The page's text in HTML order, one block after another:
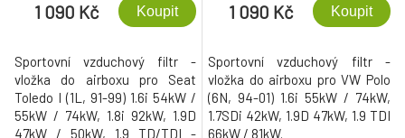
110kW
1 090 Kč Koupit
Sportovní vzduchový filtr -
vložka do airboxu pro Seat
Toledo I (1L, 91-99) 1.6i 54kW /
55kW / 74kW, 1.8i 92kW, 1.9D
47kW / 50kW, 1.9 TD/TDI -
1 090 Kč Koupit
Sportovní vzduchový filtr -
vložka do airboxu pro VW Polo
(6N, 94-01) 1.6i 55kW / 74kW,
1.7SDi 42kW, 1.9D 47kW, 1.9 TDI
66kW / 81kW.